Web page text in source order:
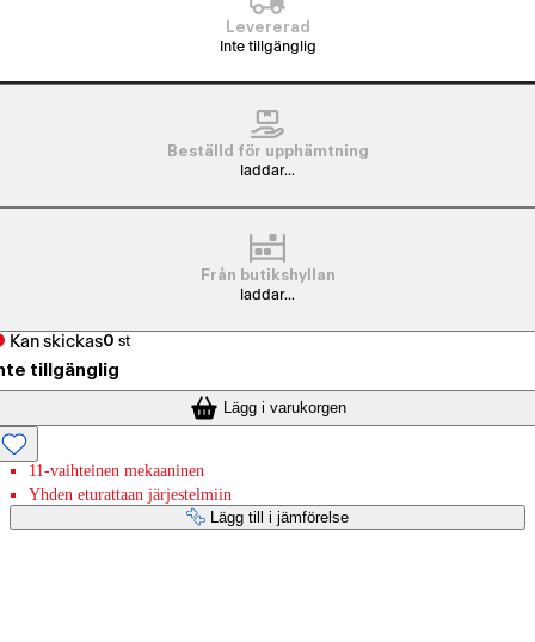
Levererad
Inte tillgänglig
Beställd för upphämtning
laddar...
Från butikshyllan
laddar...
Kan skickas0 st
tillgänglig
Lägg i varukorgen
11-vaihteinen mekaaninen
Yhden eturattaan järjestelmiin
Lägg till i jämförelse